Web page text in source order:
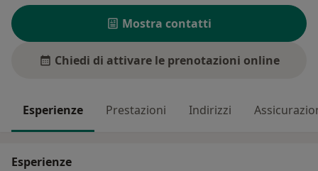
Mostra contatti
Chiedi di attivare le prenotazioni online
Esperienze Prestazioni Indirizzi
Esperienze